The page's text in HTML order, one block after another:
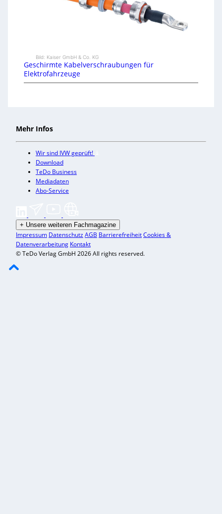
Bild: Kaiser GmbH & Co. KG
Geschirmte Kabelverschraubungen für
Elektrofahrzeuge
Mehr Infos
Wir sind IVW geprüft!
Download
TeDo Business
Mediadaten
Abo-Service
+ Unsere weiteren Fachmagazine
Impressum DatenschutzAGB BarrierefreiheitCookies &
Datenverarbeitung Kontakt
© TeDo Verlag GmbH 2026 All rights reserved.